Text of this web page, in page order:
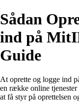
Sådan
ind på
Guide
At oprette og logge ind
en række online
at få styr på oprettelsen